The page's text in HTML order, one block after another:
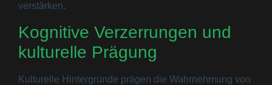
verstärken.
Kognitive Verzerrungen und
kulturelle Prägung
Kulturelle Hintergründe prägen die Wahrnehmung von